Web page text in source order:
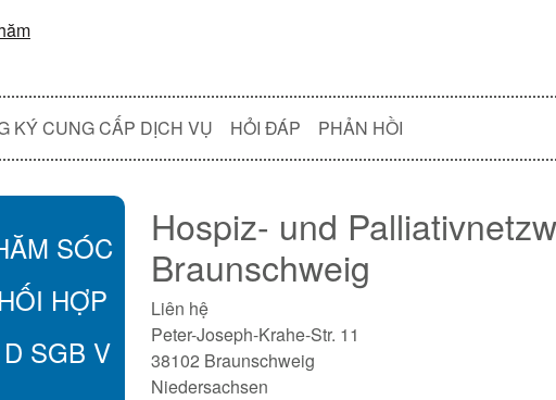
KÝ CUNG CẤP DỊCH VỤ HỎI ĐÁP PHẢN HỒI
SÓC
HỢP
SGB V
Hospiz- und
Braunschweig
Liên hệ
Peter-Joseph-Krahe-Str. 11
38102 Braunschweig
Niedersachsen